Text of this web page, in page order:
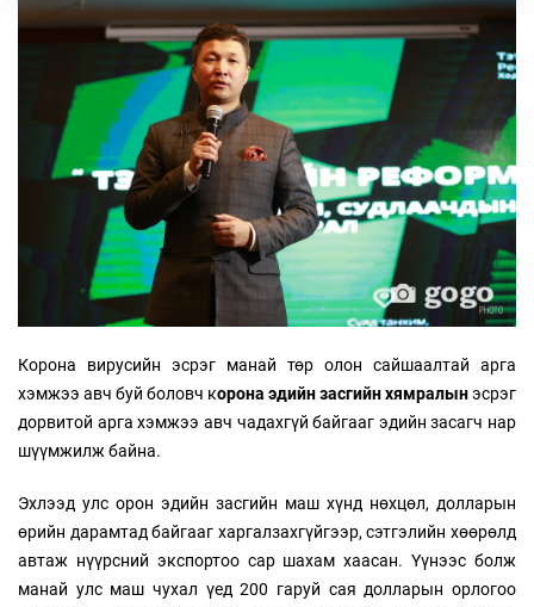
Корона вирусийн эсрэг манай төр олон сайшаалтай арга
хэмжээ авч буй боловч корона эдийн засгийн хямралынэсрэг
дорвитой арга хэмжээ авч чадахгүй байгааг эдийн засагч нар
шүүмжилж байна.
Эхлээд улс орон эдийн засгийн маш хүнд нөхцөл, долларын
өрийн дарамтад байгааг харгалзахгүйгээр, сэтгэлийн хөөрөлд
автаж нүүрсний экспортоо сар шахам хаасан. Үүнээс болж
манай улс маш чухал үед 200 гаруй сая долларын орлогоо